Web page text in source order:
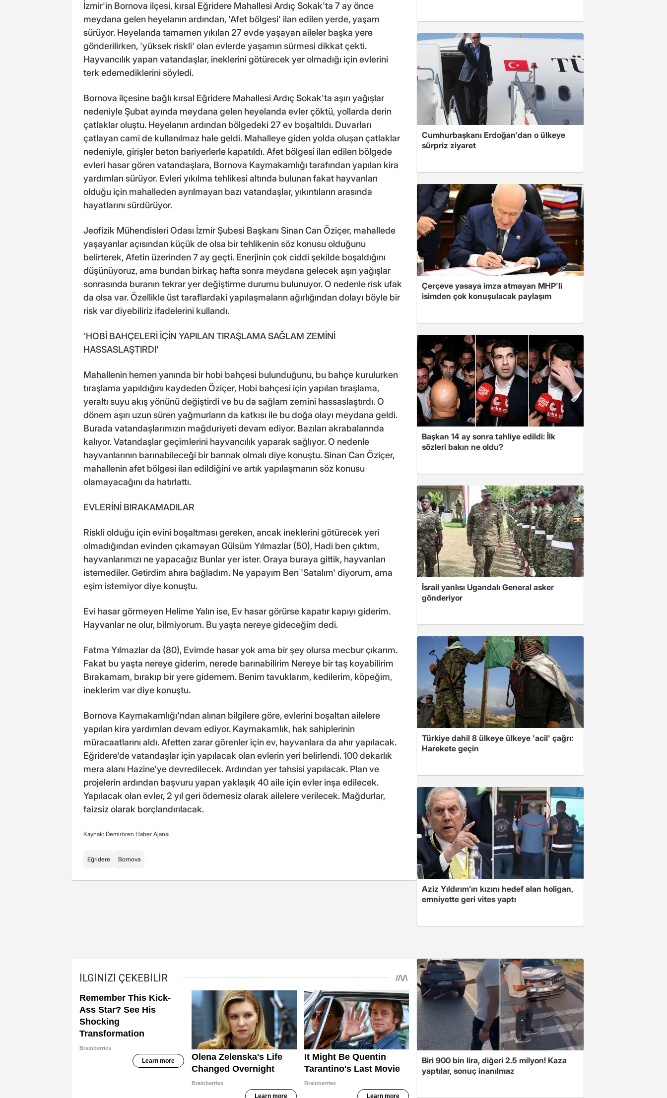
İzmir'in Bornova ilçesi, kırsal Eğridere Mahallesi Ardıç Sokak'ta 7 ay önce
meydana gelen heyelanın ardından, 'Afet bölgesi' ilan edilen yerde, yaşam
sürüyor. Heyelanda tamamen yıkılan 27 evde yaşayan aileler başka yere
gönderilirken, 'yüksek riskli' olan evlerde yaşamın sürmesi dikkat çekti.
Hayvancılık yapan vatandaşlar, ineklerini götürecek yer olmadığı için evlerini
terk edemediklerini söyledi.
Bornova ilçesine bağlı kırsal Eğridere Mahallesi Ardıç Sokak'ta aşırı yağışlar
nedeniyle Şubat ayında meydana gelen heyelanda evler çöktü, yollarda derin
çatlaklar oluştu. Heyelanın ardından bölgedeki 27 ev boşaltıldı. Duvarları
çatlayan cami de kullanılmaz hale geldi. Mahalleye giden yolda oluşan çatlaklar
nedeniyle, girişler beton bariyerlerle kapatıldı. Afet bölgesi ilan edilen bölgede
evleri hasar gören vatandaşlara, Bornova Kaymakamlığı tarafından yapılan kira
yardımları sürüyor. Evleri yıkılma tehlikesi altında bulunan fakat hayvanları
olduğu için mahalleden ayrılmayan bazı vatandaşlar, yıkıntıların arasında
hayatlarını sürdürüyor.
Jeofizik Mühendisleri Odası İzmir Şubesi Başkanı Sinan Can Öziçer, mahallede
yaşayanlar açısından küçük de olsa bir tehlikenin söz konusu olduğunu
belirterek, Afetin üzerinden 7 ay geçti. Enerjinin çok ciddi şekilde boşaldığını
düşünüyoruz, ama bundan birkaç hafta sonra meydana gelecek aşırı yağışlar
sonrasında buranın tekrar yer değiştirme durumu bulunuyor. O nedenle risk ufak
da olsa var. Özellikle üst taraflardaki yapılaşmaların ağırlığından dolayı böyle bir
risk var diyebiliriz ifadelerini kullandı.
'HOBİ BAHÇELERİ İÇİN YAPILAN TIRAŞLAMA SAĞLAM ZEMİNİ
HASSASLAŞTIRDI'
Mahallenin hemen yanında bir hobi bahçesi bulunduğunu, bu bahçe kurulurken
tıraşlama yapıldığını kaydeden Öziçer, Hobi bahçesi için yapılan tıraşlama,
yeraltı suyu akış yönünü değiştirdi ve bu da sağlam zemini hassaslaştırdı. O
dönem aşırı uzun süren yağmurların da katkısı ile bu doğa olayı meydana geldi.
Burada vatandaşlarımızın mağduriyeti devam ediyor. Bazıları akrabalarında
kalıyor. Vatandaşlar geçimlerini hayvancılık yaparak sağlıyor. O nedenle
hayvanlarının barınabileceği bir barınak olmalı diye konuştu. Sinan Can Öziçer,
mahallenin afet bölgesi ilan edildiğini ve artık yapılaşmanın söz konusu
olamayacağını da hatırlattı.
EVLERİNİ BIRAKAMADILAR
Riskli olduğu için evini boşaltması gereken, ancak ineklerini götürecek yeri
olmadığından evinden çıkamayan Gülsüm Yılmazlar (50), Hadi ben çıktım,
hayvanlarımızı ne yapacağız Bunlar yer ister. Oraya buraya gittik, hayvanları
istemediler. Getirdim ahıra bağladım. Ne yapayım Ben 'Satalım' diyorum, ama
eşim istemiyor diye konuştu.
Evi hasar görmeyen Helime Yalın ise, Ev hasar görürse kapatır kapıyı giderim.
Hayvanlar ne olur, bilmiyorum. Bu yaşta nereye gideceğim dedi.
Fatma Yılmazlar da (80), Evimde hasar yok ama bir şey olursa mecbur çıkarım.
Fakat bu yaşta nereye giderim, nerede barınabilirim Nereye bir taş koyabilirim
Bırakamam, bırakıp bir yere gidemem. Benim tavuklarım, kedilerim, köpeğim,
ineklerim var diye konuştu.
Bornova Kaymakamlığı'ndan alınan bilgilere göre, evlerini boşaltan ailelere
yapılan kira yardımları devam ediyor. Kaymakamlık, hak sahiplerinin
müracaatlarını aldı. Afetten zarar görenler için ev, hayvanlara da ahır yapılacak.
Eğridere'de vatandaşlar için yapılacak olan evlerin yeri belirlendi. 100 dekarlık
mera alanı Hazine'ye devredilecek. Ardından yer tahsisi yapılacak. Plan ve
projelerin ardından başvuru yapan yaklaşık 40 aile için evler inşa edilecek.
Yapılacak olan evler, 2 yıl geri ödemesiz olarak ailelere verilecek. Mağdurlar,
faizsiz olarak borçlandırılacak.
Kaynak: Demirören Haber Ajansı
Eğridere Bornova
Cumhurbaşkanı Erdoğan'dan o ülkeye
sürpriz ziyaret
Çerçeve yasaya imza atmayan MHP'li
isimden çok konuşulacak paylaşım
Başkan 14 ay sonra tahliye edildi: İlk
sözleri bakın ne oldu?
İsrail yanlısı Ugandalı General asker
gönderiyor
Türkiye dahil 8 ülkeye ülkeye 'acil' çağrı:
Harekete geçin
Aziz Yıldırım’ın kızını hedef alan holigan,
emniyette geri vites yaptı
Biri 900 bin lira, diğeri 2.5 milyon! Kaza
yaptılar, sonuç inanılmaz